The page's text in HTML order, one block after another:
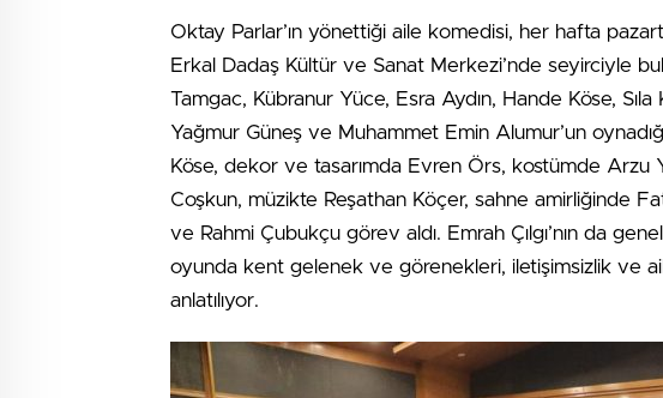
Oktay Parlar’ın yönettiği aile komedisi, her hafta
Erkal Dadaş Kültür ve Sanat Merkezi’nde seyirciyle
Tamgac, Kübranur Yüce, Esra Aydın, Hande Köse, Sıla
Yağmur Güneş ve Muhammet Emin Alumur’un
Köse, dekor ve tasarımda Evren Örs, kostümde Arzu
Coşkun, müzikte Reşathan Köçer, sahne amirliğinde
ve Rahmi Çubukçu görev aldı. Emrah Çılgı’nın da
oyunda kent gelenek ve görenekleri, iletişimsizlik ve
anlatılıyor.